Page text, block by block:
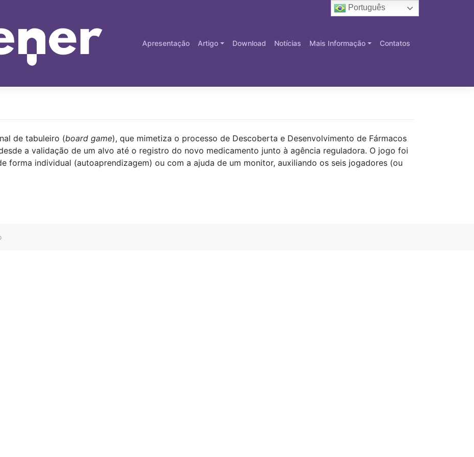
Apresentação Artigo Download Notícias Mais Informação Contatos
de tabuleiro (board game), que mimetiza o processo de Descoberta e Desenvolvimento de Fármacos
a validação de um alvo até o registro do novo medicamento junto à agência reguladora. O jogo foi
forma individual (autoaprendizagem) ou com a ajuda de um monitor, auxiliando os seis jogadores (ou
Português